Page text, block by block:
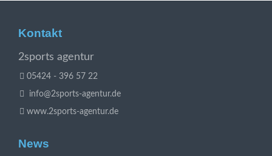
Kontakt
2sports agentur
05424 - 396 57 22
info@2sports-agentur.de
www.2sports-agentur.de
News